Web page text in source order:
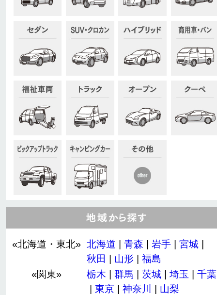
«北海道・東北» 北海道 |青森 |岩手 |宮城
秋田
山形 |福島
«関東»
栃木 群馬 |茨城 |埼玉 |千葉
|東京 |神奈川
山梨